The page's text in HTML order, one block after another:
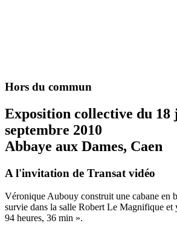
Hors du commun
Exposition collective du 18
septembre 2010
Abbaye aux Dames, Caen
A l'invitation de Transat vidéo
Véronique Aubouy construit une cabane en
survie dans la salle Robert Le Magnifique et
94 heures, 36 min ».